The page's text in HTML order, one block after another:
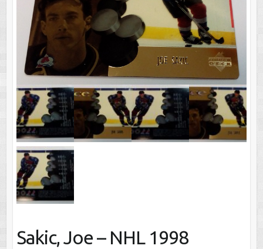
Sakic, Joe – NHL 1998